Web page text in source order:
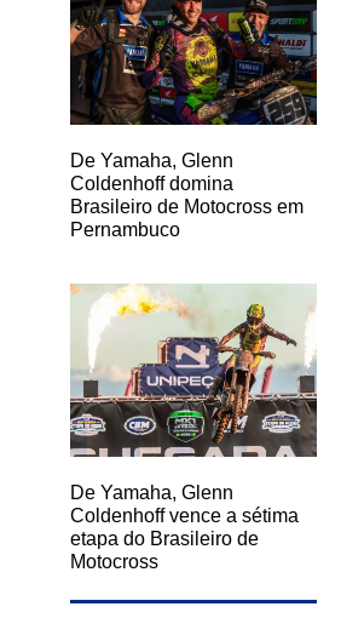
De Yamaha, Glenn
Coldenhoff domina
Brasileiro de Motocross em
Pernambuco
De Yamaha, Glenn
Coldenhoff vence a sétima
etapa do Brasileiro de
Motocross